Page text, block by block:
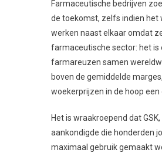
Farmaceutische bedrijven
de toekomst, zelfs indien het
werken naast elkaar omdat
farmaceutische sector: het is
farmareuzen samen
boven de gemiddelde
woekerprijzen in de hoop een
Het is wraakroepend dat
aankondigde die honderden
maximaal gebruik gemaakt